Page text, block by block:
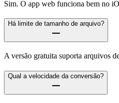
Sim. O app web funciona bem no
Há limite de tamanho de arquivo?
A versão gratuita suporta arquivos
Qual a velocidade da conversão?